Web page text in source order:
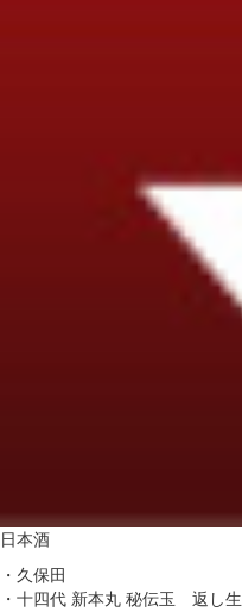
日本酒
・久保田
・十四代 新本丸 秘伝玉 返し生